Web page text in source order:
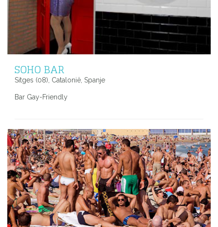
SOHO BAR
Sitges (08), Catalonië, Spanje
Bar Gay-Friendly